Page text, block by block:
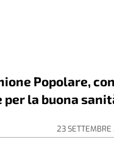
Popolare,
per la buona
23